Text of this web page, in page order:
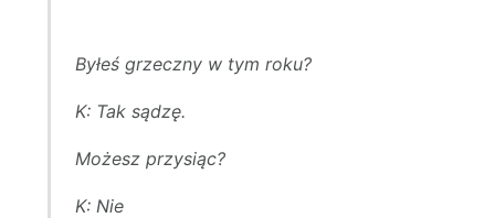
Byłeś grzeczny w tym roku?
K: Tak sądzę.
Możesz przysiąc?
K: Nie